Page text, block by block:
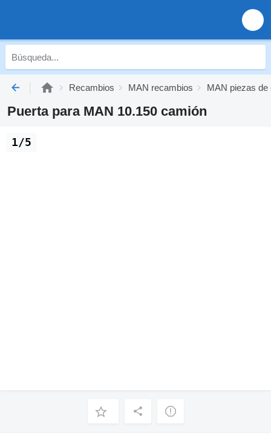
Recambios MAN recambios MAN piezas de
Puerta para MAN 10.150 camión
1/5